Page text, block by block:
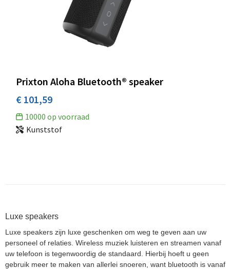
Prixton Aloha Bluetooth® speaker
€ 101,59
10000 op voorraad
Kunststof
Luxe speakers
Luxe speakers zijn luxe geschenken om weg te geven aan uw
personeel of relaties. Wireless muziek luisteren en streamen vanaf
uw telefoon is tegenwoordig de standaard. Hierbij hoeft u geen
gebruik meer te maken van allerlei snoeren, want bluetooth is vanaf